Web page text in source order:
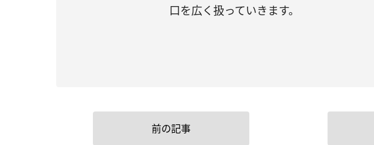
口を広く扱っていきます。
前の記事